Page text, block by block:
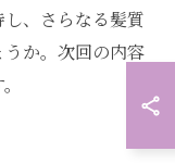
、さらなる髪質
か。次回の内容